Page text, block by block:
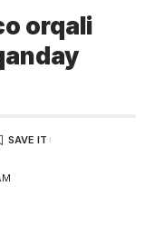
orqali